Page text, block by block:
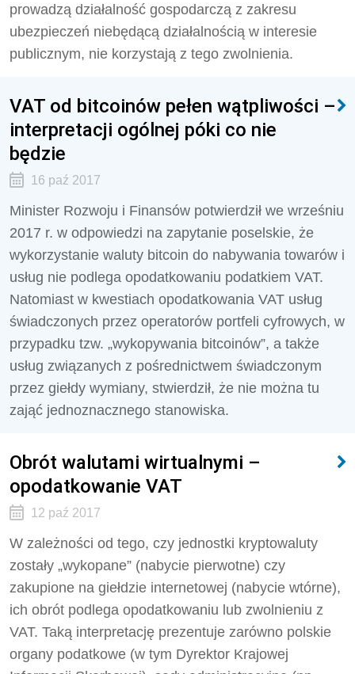
prowadzą działalność gospodarczą z zakresu
ubezpieczeń niebędącą działalnością w interesie
publicznym, nie korzystają z tego zwolnienia.
VAT od bitcoinów pełen wątpliwości –
interpretacji ogólnej póki co nie
będzie
16 paź 2017
Minister Rozwoju i Finansów potwierdził we wrześniu
2017 r. w odpowiedzi na zapytanie poselskie, że
wykorzystanie waluty bitcoin do nabywania towarów i
usług nie podlega opodatkowaniu podatkiem VAT.
Natomiast w kwestiach opodatkowania VAT usług
świadczonych przez operatorów portfeli cyfrowych, w
przypadku tzw. „wykopywania bitcoinów”, a także
usług związanych z pośrednictwem świadczonym
przez giełdy wymiany, stwierdził, że nie można tu
zająć jednoznacznego stanowiska.
Obrót walutami wirtualnymi –
opodatkowanie VAT
12 paź 2017
W zależności od tego, czy jednostki kryptowaluty
zostały „wykopane” (nabycie pierwotne) czy
zakupione na giełdzie internetowej (nabycie wtórne),
ich obrót podlega opodatkowaniu lub zwolnieniu z
VAT. Taką interpretację prezentuje zarówno polskie
organy podatkowe (w tym Dyrektor Krajowej